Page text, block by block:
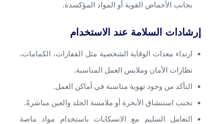
بجانب الأحماض القوية أو المواد المؤكسدة.
إرشادات السلامة عند الاستخدام
ارتداء معدات الوقاية الشخصية مثل القفازات، الكمامات،
نظارات الأمان وملابس العمل المناسبة.
التأكد من وجود تهوية مناسبة في أماكن العمل.
تجنب استنشاق الأبخرة أو ملامسة الجلد والعين مباشرةً.
التعامل السليم مع الانسكابات باستخدام مواد ماصة